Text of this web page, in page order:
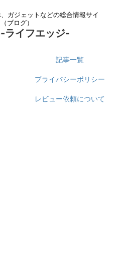
ガジェットなどの総合情報サイ
（ブログ）
イフエッジ-
記事一覧
プライバシーポリシー
レビュー依頼について